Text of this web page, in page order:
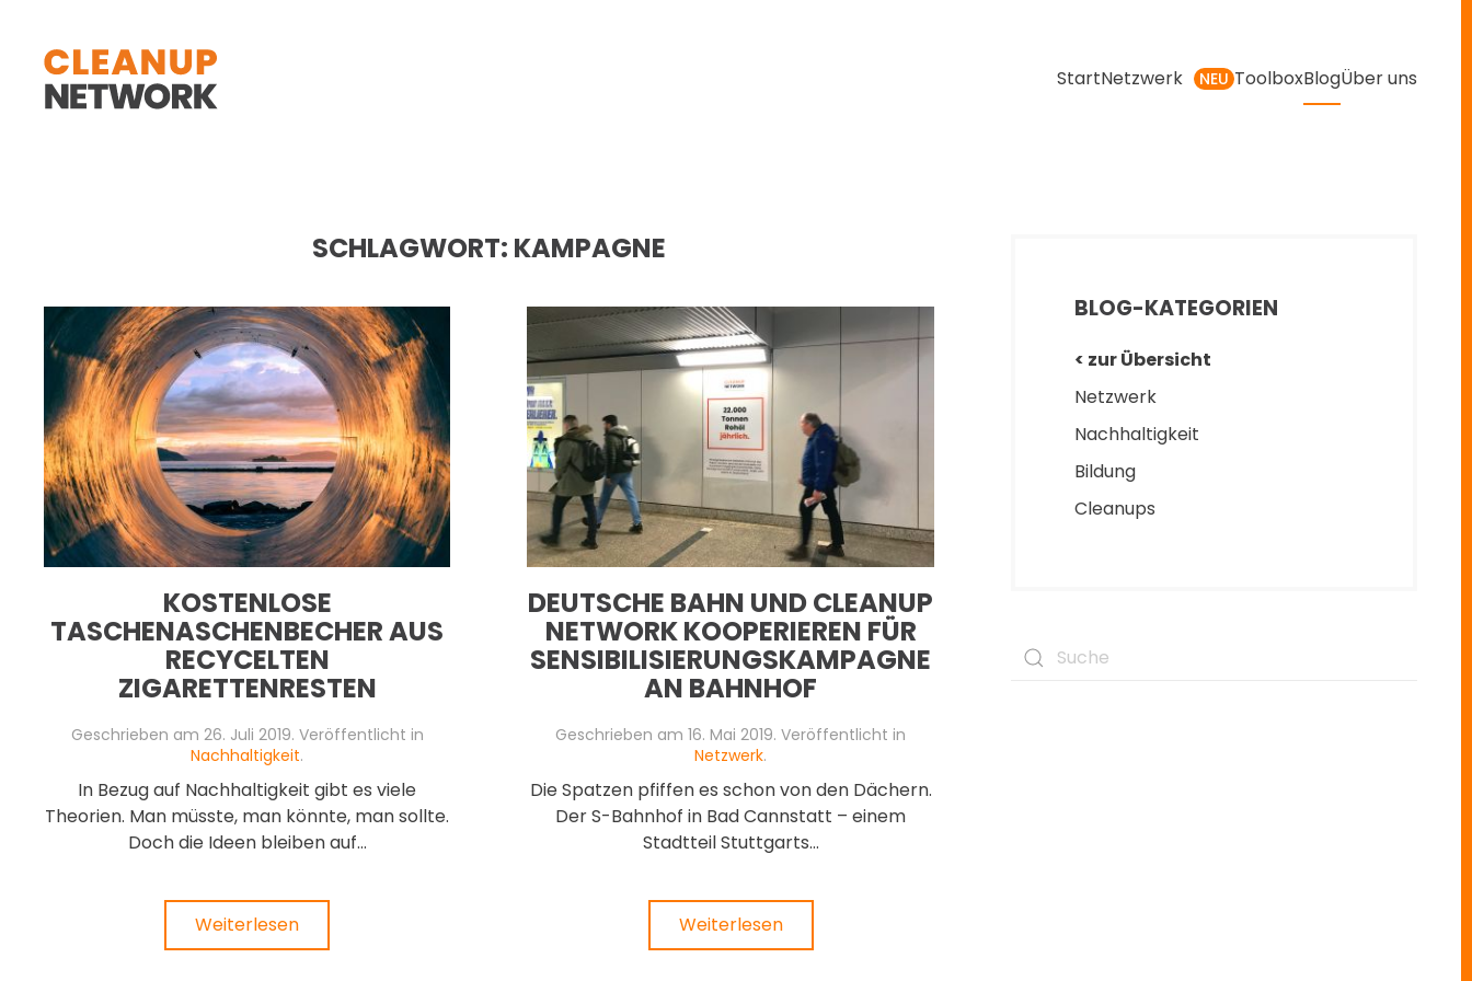
Zum Hauptinhalt springen StartNetzwerk NEU ToolboxBlogÜber uns
SCHLAGWORT: KAMPAGNE
KOSTENLOSE
TASCHENASCHENBECHER AUS
RECYCELTEN
ZIGARETTENRESTEN
Geschrieben am 26. Juli 2019. Veröffentlicht in
Nachhaltigkeit.
In Bezug auf Nachhaltigkeit gibt es viele
Theorien. Man müsste, man könnte, man sollte.
Doch die Ideen bleiben auf...
Weiterlesen
DEUTSCHE BAHN UND CLEANUP
NETWORK KOOPERIEREN FÜR
SENSIBILISIERUNGSKAMPAGNE
AN BAHNHOF
Geschrieben am16. Mai 2019. Veröffentlicht in
Netzwerk.
Die Spatzen pfiffen es schon von den Dächern.
Der S-Bahnhof in Bad Cannstatt – einem
Stadtteil Stuttgarts...
Weiterlesen
BLOG-KATEGORIEN
< zur Übersicht
Netzwerk
Nachhaltigkeit
Bildung
Cleanups